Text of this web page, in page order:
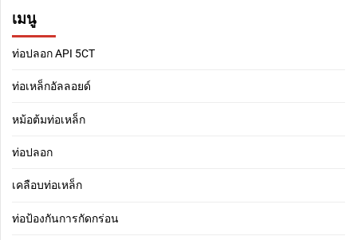
เมนู
ท่อปลอก API 5CT
ท่อเหล็กอัลลอยด์
หม้อต้มท่อเหล็ก
ท่อปลอก
เคลือบท่อเหล็ก
ท่อป้องกันการกัดกร่อน